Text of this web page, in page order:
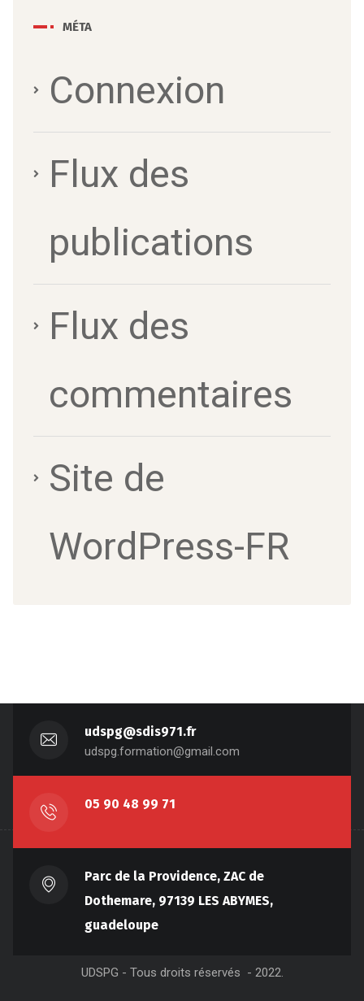
MÉTA
Connexion
Flux des
publications
Flux des
commentaires
Site de
WordPress-FR
udspg@sdis971.fr
udspg.formation@gmail.com
05 90 48 99 71
Parc de la Providence, ZAC de
Dothemare, 97139 LES ABYMES,
guadeloupe
UDSPG - Tous droits réservés - 2022.